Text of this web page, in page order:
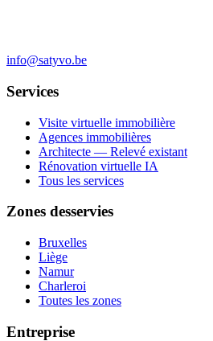
info@satyvo.be
Services
Visite virtuelle immobilière
Agences immobilières
Architecte — Relevé existant
Rénovation virtuelle IA
Tous les services
Zones desservies
Bruxelles
Liège
Namur
Charleroi
Toutes les zones
Entreprise